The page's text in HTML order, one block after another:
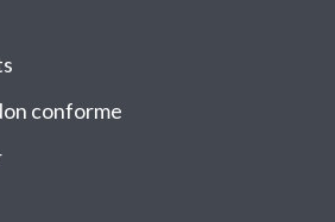
conforme